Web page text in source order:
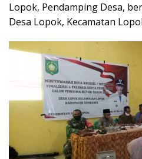
Lopok, Pendamping Desa,
Desa Lopok, Kecamatan